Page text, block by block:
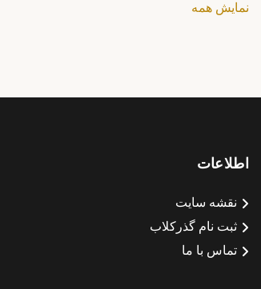
نمایش همه
اطلاعات
نقشه سایت
ثبت نام گذرکلاب
تماس با ما